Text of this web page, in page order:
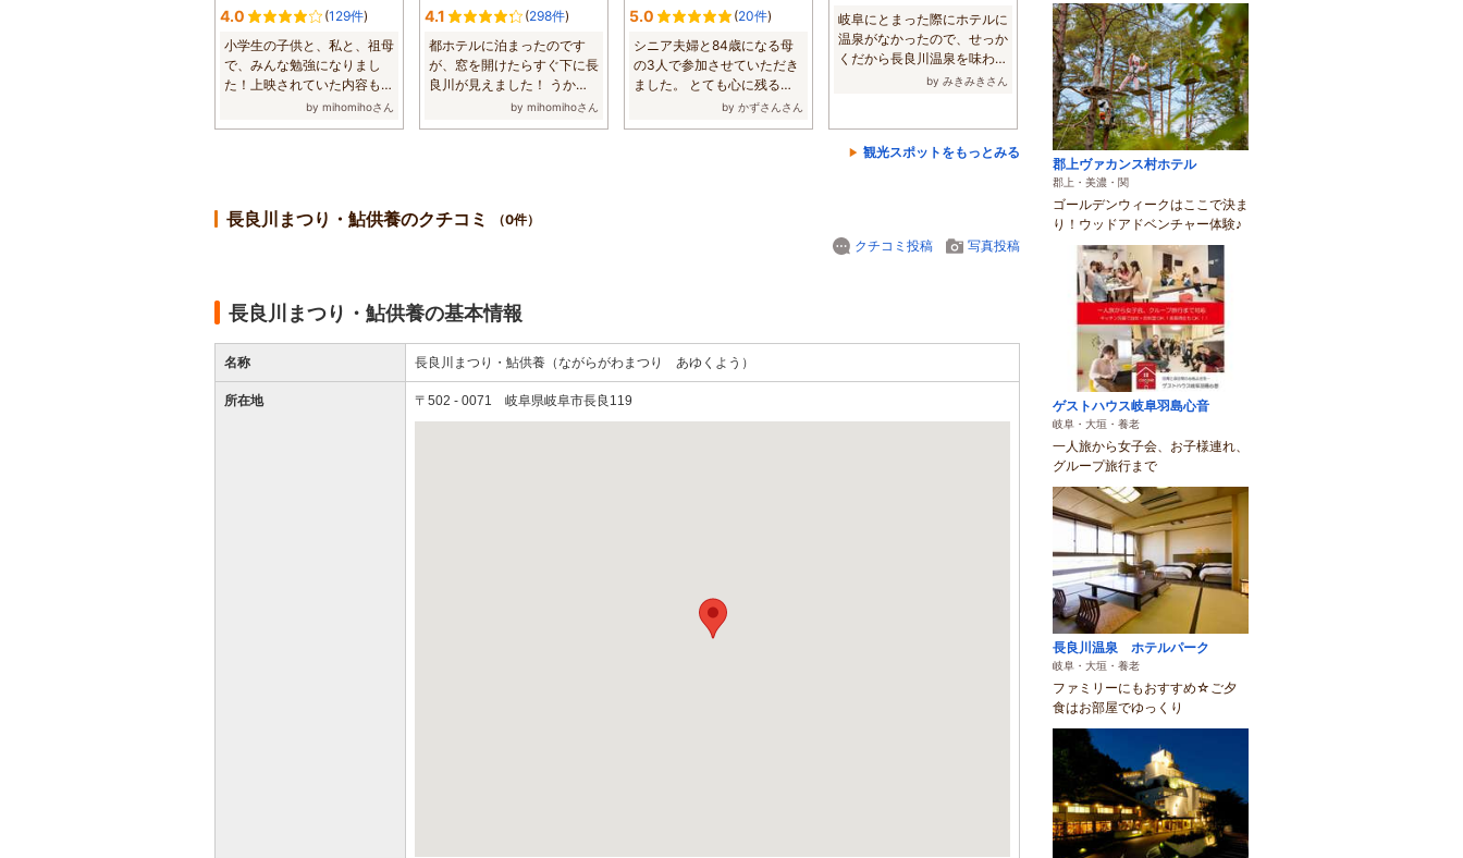
4.0 (129件)
小学生の子供と、私と、祖母
で、みんな勉強になりまし
た！上映されていた内容もと
てもわかりやす...by mihomihoさん
4.1 (298件)
都ホテルに泊まったのです
が、窓を開けたらすぐ下に長
良川が見えました！ うかい
ミュージアムに...by mihomihoさん
5.0 (20件)
シニア夫婦と84歳になる母
の3人で参加させていただき
ました。 とても心に残る楽
しい時間をあり...by かずさんさん
岐阜にとまった際にホテルに
温泉がなかったので、せっか
くだから長良川温泉を味わい
by みきみきさん
観光スポットをもっとみる
長良川まつり・鮎供養のクチコミ
（0件）
クチコミ投稿
写真投稿
長良川まつり・鮎供養の基本情報
名称 長良川まつり・鮎供養（ながらがわまつり あゆくよう）
所在地 〒502 - 0071 岐阜県岐阜市長良119
郡上ヴァカンス村ホテル
郡上・美濃・関
ゴールデンウィークはここで決ま
り！ウッドアドベンチャー体験♪
ゲストハウス岐阜羽島心音
岐阜・大垣・養老
一人旅から女子会、お子様連れ、
グループ旅行まで
長良川温泉 ホテルパーク
岐阜・大垣・養老
ファミリーにもおすすめ☆ご夕
食はお部屋でゆっくり